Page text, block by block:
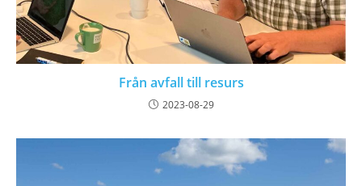
Från avfall till resurs
2023-08-29